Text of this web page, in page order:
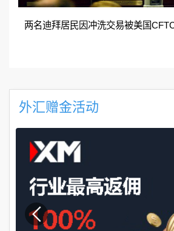
两名迪拜居民因冲洗交易被美国
外汇赠金活动